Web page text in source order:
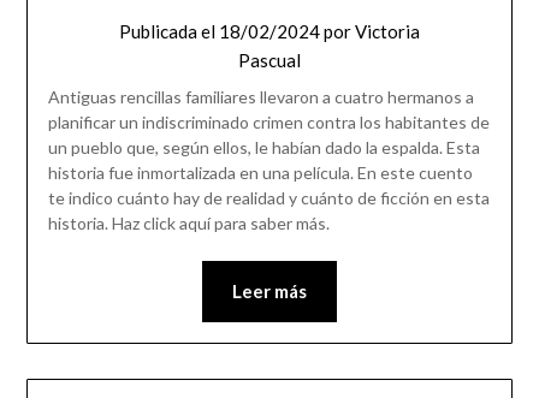
Publicada el 18/02/2024porVictoria
Pascual
Antiguas rencillas familiares llevaron a cuatro hermanos a
planificar un indiscriminado crimen contra los habitantes de
un pueblo que, según ellos, le habían dado la espalda. Esta
historia fue inmortalizada en una película. En este cuento
te indico cuánto hay de realidad y cuánto de ficción en esta
historia. Haz click aquí para saber más.
Leer más